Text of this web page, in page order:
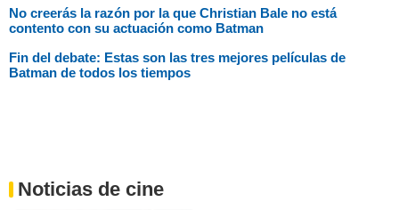
No creerás la razón por la que Christian Bale no está
contento con su actuación como Batman
Fin del debate: Estas son las tres mejores películas de
Batman de todos los tiempos
Noticias de cine